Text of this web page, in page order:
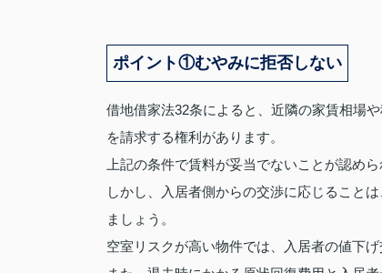
ポイント①むやみに拒否しない
借地借家法32条によると、近隣の家賃相場
を請求する権利があります。
上記の条件で賃料が妥当でないことが認め
しかし、入居者側からの交渉に応じること
ましょう。
空室リスクが高い物件では、入居者の値下